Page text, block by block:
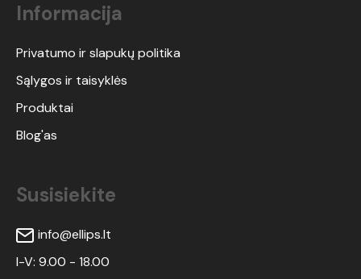
Informacija
Privatumo ir slapukų politika
Sąlygos ir taisyklės
Produktai
Blog'as
Susisiekite
info@ellips.lt
I-V: 9.00 - 18.00